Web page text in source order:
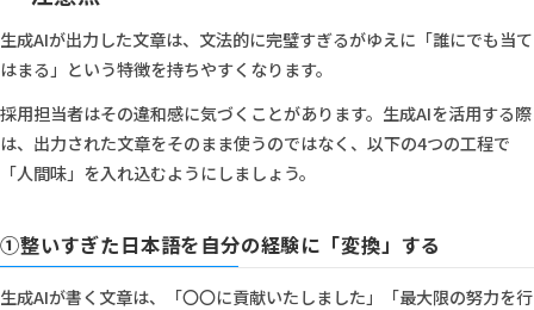
生成AIが出力した文章は、文法的に完璧すぎるがゆえに「誰にでも当て
はまる」という特徴を持ちやすくなります。
採用担当者はその違和感に気づくことがあります。生成AIを活用する際
は、出力された文章をそのまま使うのではなく、以下の4つの工程で
「人間味」を入れ込むようにしましょう。
①整いすぎた日本語を自分の経験に「変換」する
生成AIが書く文章は、「〇〇に貢献いたしました」「最大限の努力を行